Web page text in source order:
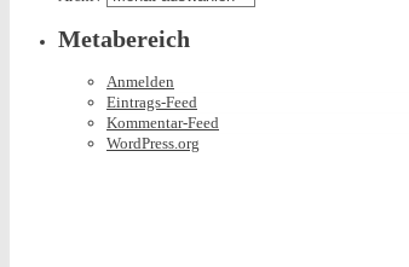
Metabereich
Anmelden
Eintrags-Feed
Kommentar-Feed
WordPress.org